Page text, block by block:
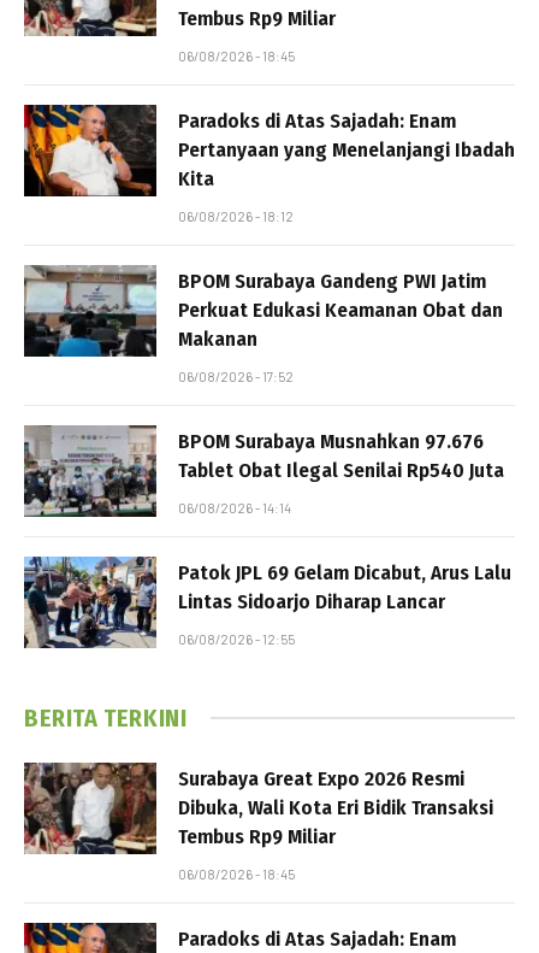
Tembus Rp9 Miliar
06/08/2026 - 18:45
Paradoks di Atas Sajadah: Enam
Pertanyaan yang Menelanjangi Ibadah
Kita
06/08/2026 - 18:12
BPOM Surabaya Gandeng PWI Jatim
Perkuat Edukasi Keamanan Obat dan
Makanan
06/08/2026 - 17:52
BPOM Surabaya Musnahkan 97.676
Tablet Obat Ilegal Senilai Rp540 Juta
06/08/2026 - 14:14
Patok JPL 69 Gelam Dicabut, Arus Lalu
Lintas Sidoarjo Diharap Lancar
06/08/2026 - 12:55
BERITA TERKINI
Surabaya Great Expo 2026 Resmi
Dibuka, Wali Kota Eri Bidik Transaksi
Tembus Rp9 Miliar
06/08/2026 - 18:45
Paradoks di Atas Sajadah: Enam